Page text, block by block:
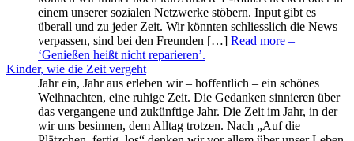
einem unserer sozialen Netzwerke stöbern. Input gibt es
überall und zu jeder Zeit. Wir könnten schliesslich die News
verpassen, sind bei den Freunden […] Read more –
‘Genießen heißt nicht reparieren’.
Kinder, wie die Zeit vergeht
Jahr ein, Jahr aus erleben wir – hoffentlich – ein schönes
Weihnachten, eine ruhige Zeit. Die Gedanken sinnieren über
das vergangene und zukünftige Jahr. Die Zeit im Jahr, in der
wir uns besinnen, dem Alltag trotzen. Nach „Auf die